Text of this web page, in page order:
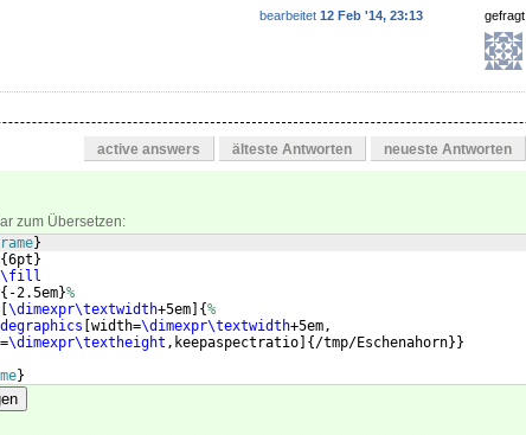
gefragt
bearbeitet 12 Feb '14, 23:13
active answers älteste Antworten neueste Antworten
zum Übersetzen:
}
{6pt }
\fill
{ -2.5em}%
\dimexpr\textwidth+5em {%
width=\dimexpr\textwidth+5em,
\dimexpr\textheight ,keepaspectratio { /tmp/Eschenahorn}}
}